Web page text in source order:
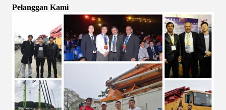
Pelanggan Kami